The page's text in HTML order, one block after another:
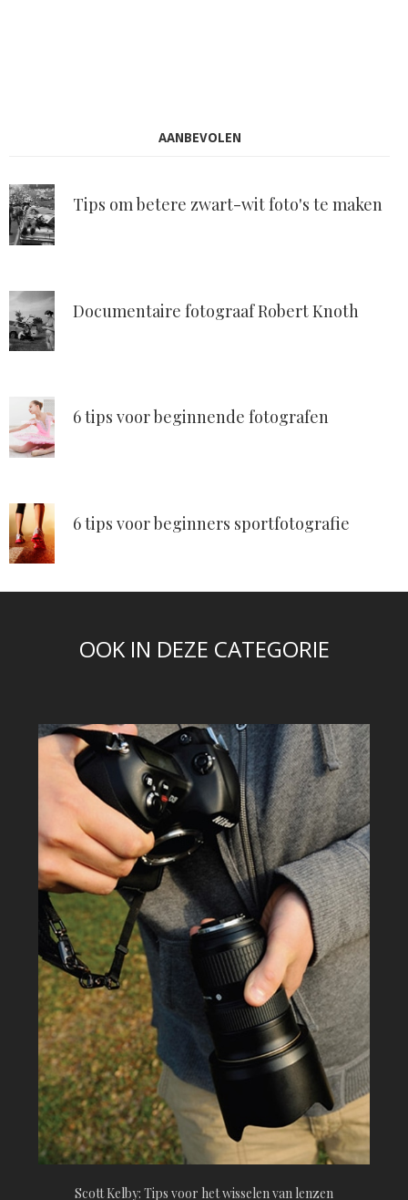
AANBEVOLEN
Tips om betere zwart-wit foto's te maken
Documentaire fotograaf Robert Knoth
6 tips voor beginnende fotografen
6 tips voor beginners sportfotografie
OOK IN DEZE CATEGORIE
Scott Kelby: Tips voor het wisselen van lenzen